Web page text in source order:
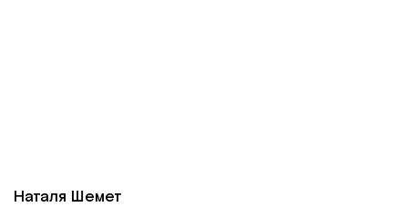
Наталя Шемет